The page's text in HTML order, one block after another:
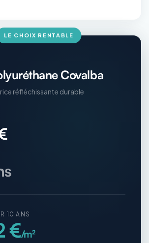
LE CHOIX RENTABLE
Covalba
réfléchissante durable
10 ANS
€/m²